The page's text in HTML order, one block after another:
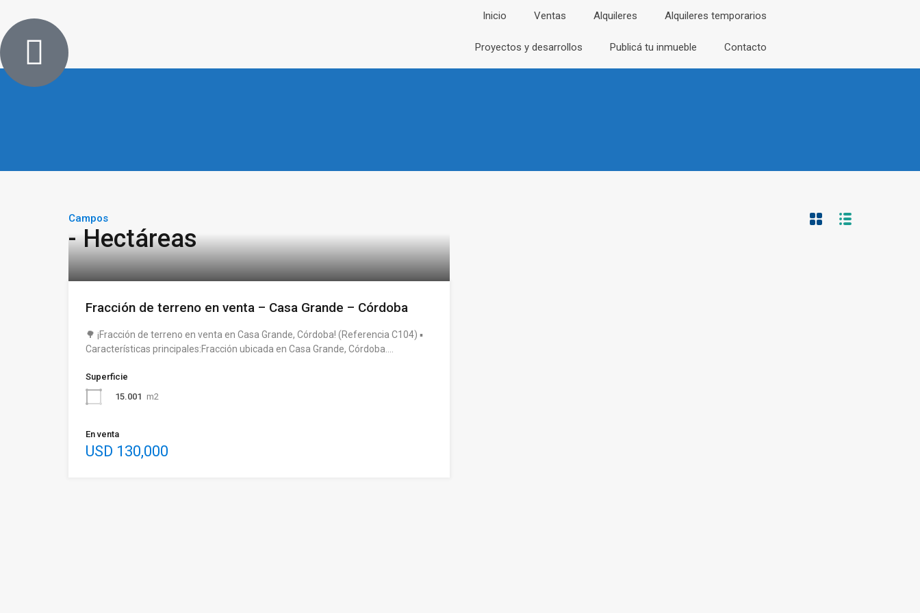
Inicio Ventas Alquileres Alquileres temporarios
Proyectos y desarrollos Publicá tu inmueble Contacto
Campos
- Hectáreas
Fracción de terreno en venta – Casa Grande – Córdoba
🌳 ¡Fracción de terreno en venta en Casa Grande, Córdoba! (Referencia C104) ▪️
Características principales:Fracción ubicada en Casa Grande, Córdoba.…
Superficie
15.001 m2
En venta
USD 130,000